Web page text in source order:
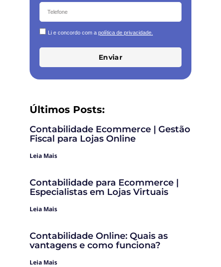
Li e concordo com a política de privacidade.
Enviar
Últimos Posts:
Contabilidade Ecommerce | Gestão
Fiscal para Lojas Online
Leia Mais
Contabilidade para Ecommerce |
Especialistas em Lojas Virtuais
Leia Mais
Contabilidade Online: Quais as
vantagens e como funciona?
Leia Mais